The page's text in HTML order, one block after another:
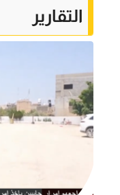
التقارير